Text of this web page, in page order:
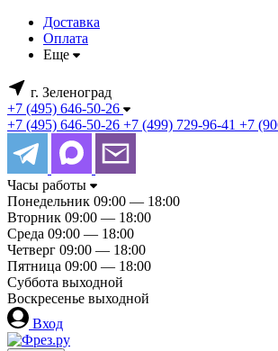
Доставка
Оплата
Еще
г. Зеленоград
+7 (495) 646-50-26
+7 (495) 646-50-26 +7 (499) 729-96-41 +7
Часы работы
Понедельник 09:00 — 18:00
Вторник 09:00 — 18:00
Среда 09:00 — 18:00
Четверг 09:00 — 18:00
Пятница 09:00 — 18:00
Суббота выходной
Воскресенье выходной
Вход